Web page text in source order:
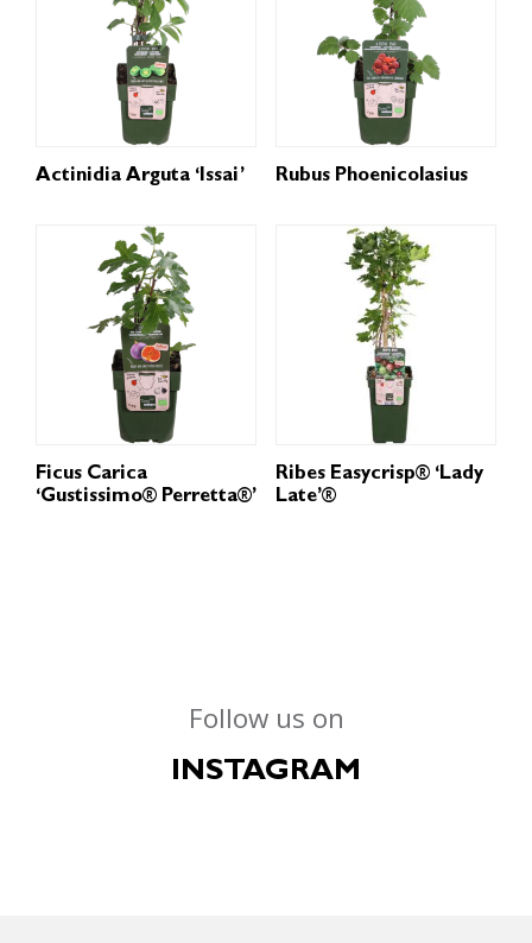
Actinidia Arguta ‘Issai’ Rubus Phoenicolasius
Ficus Carica
‘Gustissimo® Perretta®’
Ribes Easycrisp® ‘Lady
Late’®
Follow us on
INSTAGRAM